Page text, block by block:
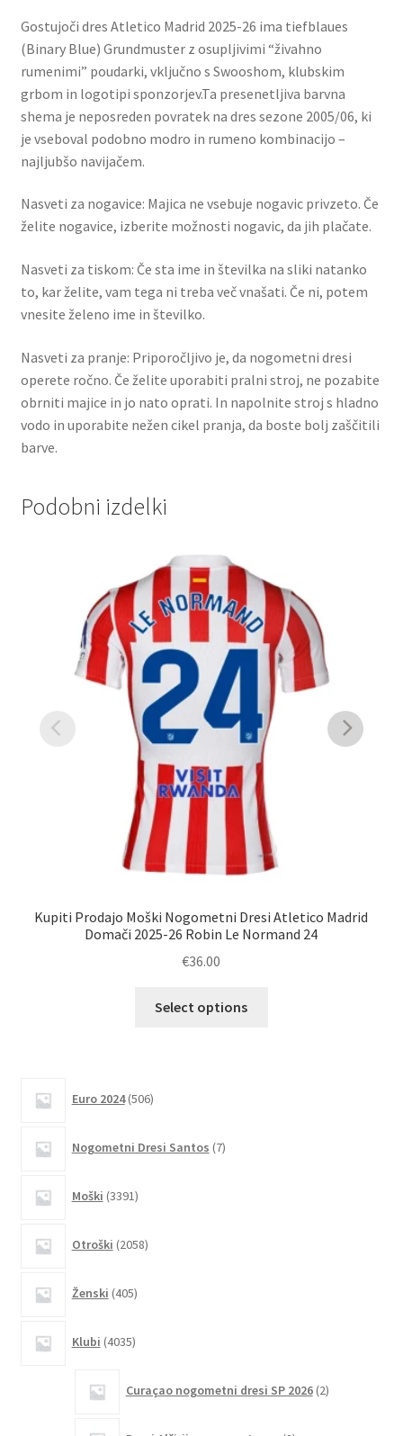
Gostujoči dres Atletico Madrid 2025-26 ima tiefblaues
(Binary Blue) Grundmuster z osupljivimi “živahno
rumenimi” poudarki, vključno s Swooshom, klubskim
grbom in logotipi sponzorjev.Ta presenetljiva barvna
shema je neposreden povratek na dres sezone 2005/06, ki
je vseboval podobno modro in rumeno kombinacijo –
najljubšo navijačem.
Nasveti za nogavice: Majica ne vsebuje nogavic privzeto. Če
želite nogavice, izberite možnosti nogavic, da jih plačate.
Nasveti za tiskom: Če sta ime in številka na sliki natanko
to, kar želite, vam tega ni treba več vnašati. Če ni, potem
vnesite želeno ime in številko.
Nasveti za pranje: Priporočljivo je, da nogometni dresi
operete ročno. Če želite uporabiti pralni stroj, ne pozabite
obrniti majice in jo nato oprati. In napolnite stroj s hladno
vodo in uporabite nežen cikel pranja, da boste bolj zaščitili
barve.
Podobni izdelki
Kupiti Prodajo Moški Nogometni Dresi Atletico Madrid
Domači 2025-26 Robin Le Normand 24
€36.00
Select options
Euro 2024 506izdelkov
Nogometni Dresi Santos 7izdelkov
Moški 3391izdelkov
Otroški 2058izdelkov
Ženski 405izdelkov
Klubi 4035izdelkov
Curaçao nogometni dresi SP 2026 2izdelka